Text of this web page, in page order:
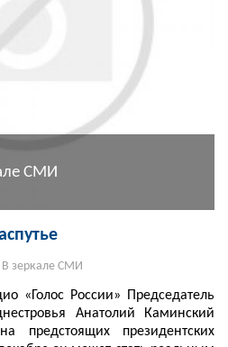
СМИ
В зеркале СМИ
«Голос России» Председатель
Анатолий Каминский
предстоящих президентских